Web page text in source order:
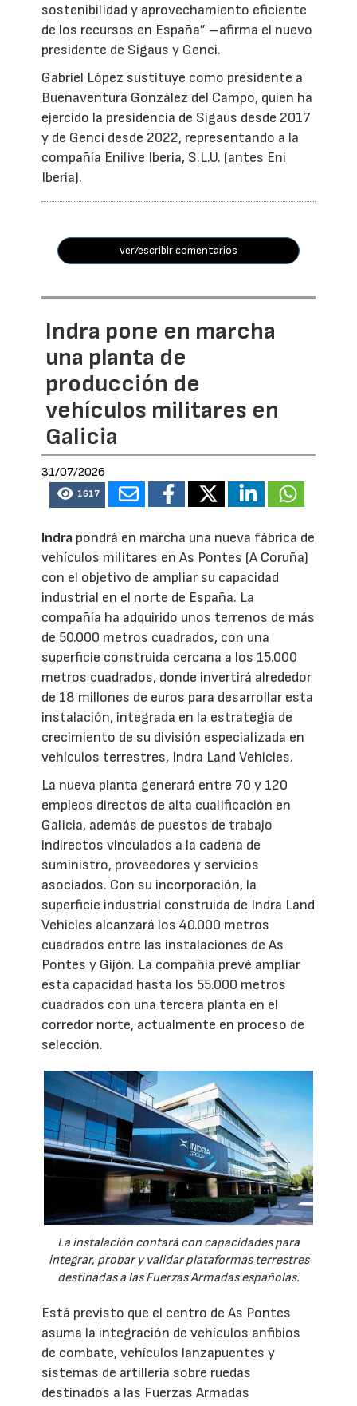
sostenibilidad y aprovechamiento eficiente
de los recursos en España” –afirma el nuevo
presidente de Sigaus y Genci.
Gabriel López sustituye como presidente a
Buenaventura González del Campo, quien ha
ejercido la presidencia de Sigaus desde 2017
y de Genci desde 2022, representando a la
compañía Enilive Iberia, S.L.U. (antes Eni
Iberia).
ver/escribir comentarios
Indra pone en marcha
una planta de
producción de
vehículos militares en
Galicia
31/07/2026
1617
Indra pondrá en marcha una nueva fábrica de
vehículos militares en As Pontes (A Coruña)
con el objetivo de ampliar su capacidad
industrial en el norte de España. La
compañía ha adquirido unos terrenos de más
de 50.000 metros cuadrados, con una
superficie construida cercana a los 15.000
metros cuadrados, donde invertirá alrededor
de 18 millones de euros para desarrollar esta
instalación, integrada en la estrategia de
crecimiento de su división especializada en
vehículos terrestres, Indra Land Vehicles.
La nueva planta generará entre 70 y 120
empleos directos de alta cualificación en
Galicia, además de puestos de trabajo
indirectos vinculados a la cadena de
suministro, proveedores y servicios
asociados. Con su incorporación, la
superficie industrial construida de Indra Land
Vehicles alcanzará los 40.000 metros
cuadrados entre las instalaciones de As
Pontes y Gijón. La compañía prevé ampliar
esta capacidad hasta los 55.000 metros
cuadrados con una tercera planta en el
corredor norte, actualmente en proceso de
selección.
La instalación contará con capacidades para
integrar, probar y validar plataformas terrestres
destinadas a las Fuerzas Armadas españolas.
Está previsto que el centro de As Pontes
asuma la integración de vehículos anfibios
de combate, vehículos lanzapuentes y
sistemas de artillería sobre ruedas
destinados a las Fuerzas Armadas